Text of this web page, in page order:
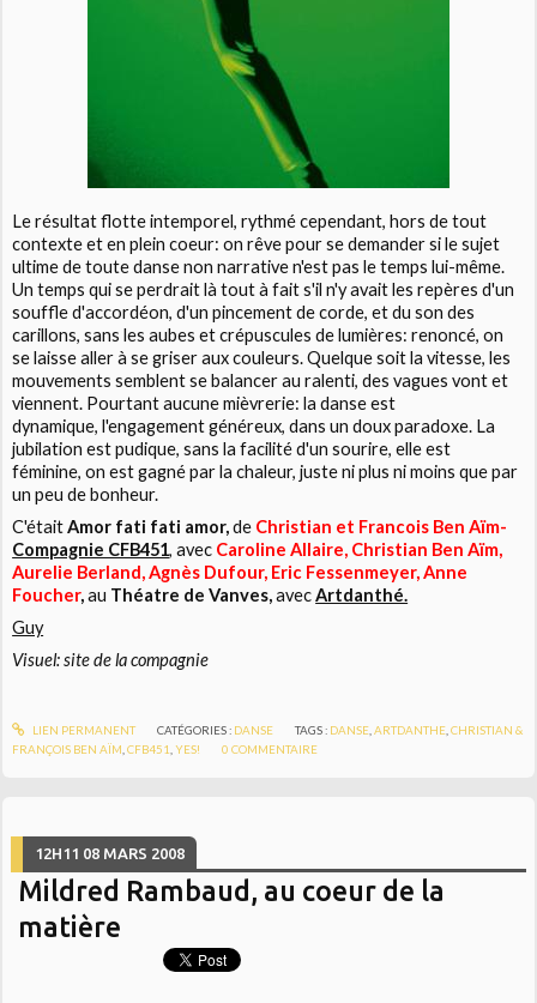
Le résultat flotte intemporel, rythmé cependant, hors de tout
contexte et en plein coeur: on rêve pour se demander si le sujet
ultime de toute danse non narrative n'est pas le temps lui-même.
Un temps qui se perdrait là tout à fait s'il n'y avait les repères d'un
souffle d'accordéon, d'un pincement de corde, et du son des
carillons, sans les aubes et crépuscules de lumières: renoncé, on
se laisse aller à se griser aux couleurs. Quelque soit la vitesse, les
mouvements semblent se balancer au ralenti, des vagues vont et
viennent. Pourtant aucune mièvrerie: la danse est
dynamique, l'engagement généreux, dans un doux paradoxe. La
jubilation est pudique, sans la facilité d'un sourire, elle est
féminine, on est gagné par la chaleur, juste ni plus ni moins que par
un peu de bonheur.
C'étaitAmor fati fati amor,de Christian et Francois Ben Aïm-
Compagnie CFB451, avec Caroline Allaire, Christian Ben Aïm,
Aurelie Berland, Agnès Dufour, Eric Fessenmeyer, Anne
Foucher,au Théatre de Vanves,avecArtdanthé.
Guy
Visuel: site de la compagnie
LIEN PERMANENT CATÉGORIES : DANSE TAGS : DANSE ,ARTDANTHE ,CHRISTIAN &
FRANÇOIS BEN AÏM ,CFB451 ,YES! 0 COMMENTAIRE
12H11 08 MARS 2008
Mildred Rambaud, au coeur de la
matière